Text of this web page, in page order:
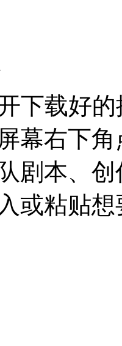
下载好
幕右下
剧本、
或粘贴